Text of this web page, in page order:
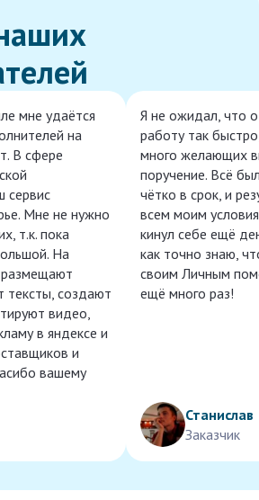
мне удаётся
на
В сфере
сервис
Мне не нужно
т.к. пока
На
размещают
тексты, создают
видео,
в яндексе и
и
вашему
Я не ожидал, что
работу так
много желающих
поручение. Всё
чётко в срок, и
всем моим
кинул себе ещё
как точно знаю,
своим Личным
ещё много раз!
Станислав
Заказчик